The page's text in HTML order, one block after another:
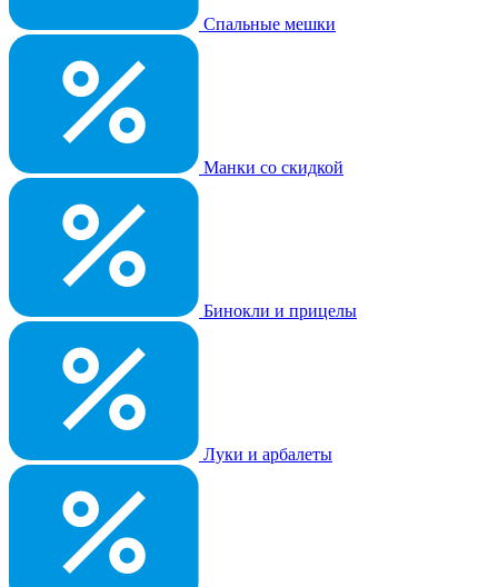
Спальные мешки
Манки со скидкой
Бинокли и прицелы
Луки и арбалеты